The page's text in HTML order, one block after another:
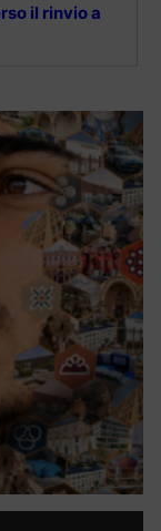
il rinvio a